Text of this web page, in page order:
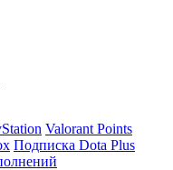
Valorant Points
Подписка Dota Plus